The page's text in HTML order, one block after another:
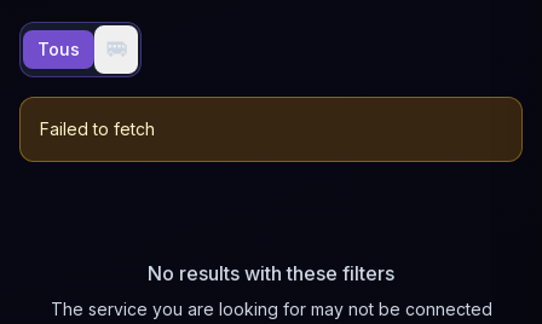
Tous 🚐
Failed to fetch
No results with these filters
The service you are looking for may not be connected